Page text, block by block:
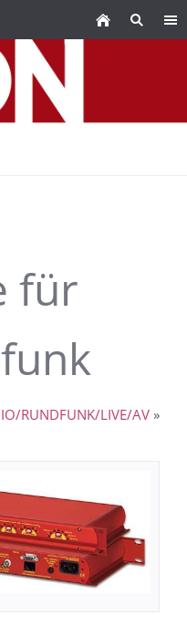
für
RUNDFUNK/LIVE/AV »